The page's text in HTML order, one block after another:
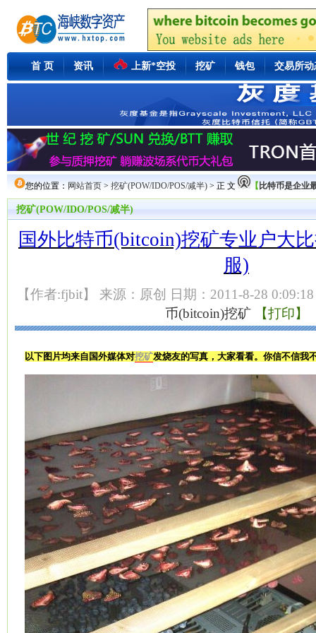
首 页 资讯 上新*空投 挖矿 钱包 交易所动
您的位置： 网站首页 > 挖矿(POW/IDO/POS/减半) > 正 文 【 比特币是企业
挖矿(POW/IDO/POS/减半)
国外比特币(bitcoin)挖矿专业户大
服)
【作者:fjbit】 来源：原创 日期：2011-8-28
币(bitcoin)挖矿
【打印】
以下图片均来自国外媒体对挖矿发烧友的写真，大家看看。你信不信我